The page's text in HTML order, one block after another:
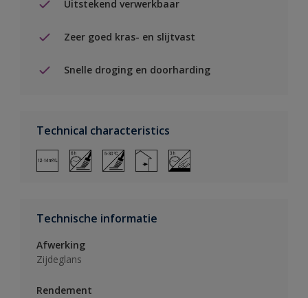
Uitstekend verwerkbaar
Zeer goed kras- en slijtvast
Snelle droging en doorharding
Technical characteristics
Technische informatie
Afwerking
Zijdeglans
Rendement